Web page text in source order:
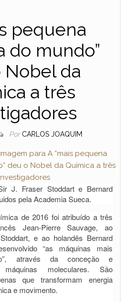
pequena
do mundo”
Nobel da
a três
Por CARLOS JOAQUIM
J. Fraser Stoddart e Bernard
pela Academia Sueca.
de 2016 foi atribuído a três
Jean-Pierre Sauvage, ao
e ao holandês Bernard
“as máquinas mais
através da conceção e
moleculares. São
que transformam energia
e movimento.